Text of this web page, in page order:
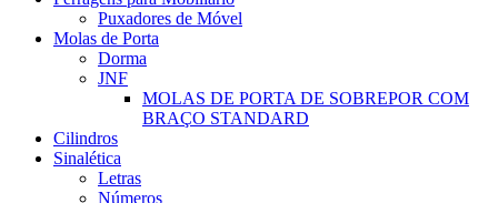
Puxadores de Móvel
Molas de Porta
Dorma
JNF
MOLAS DE PORTA DE SOBREPOR COM
BRAÇO STANDARD
Cilindros
Sinalética
Letras
Números